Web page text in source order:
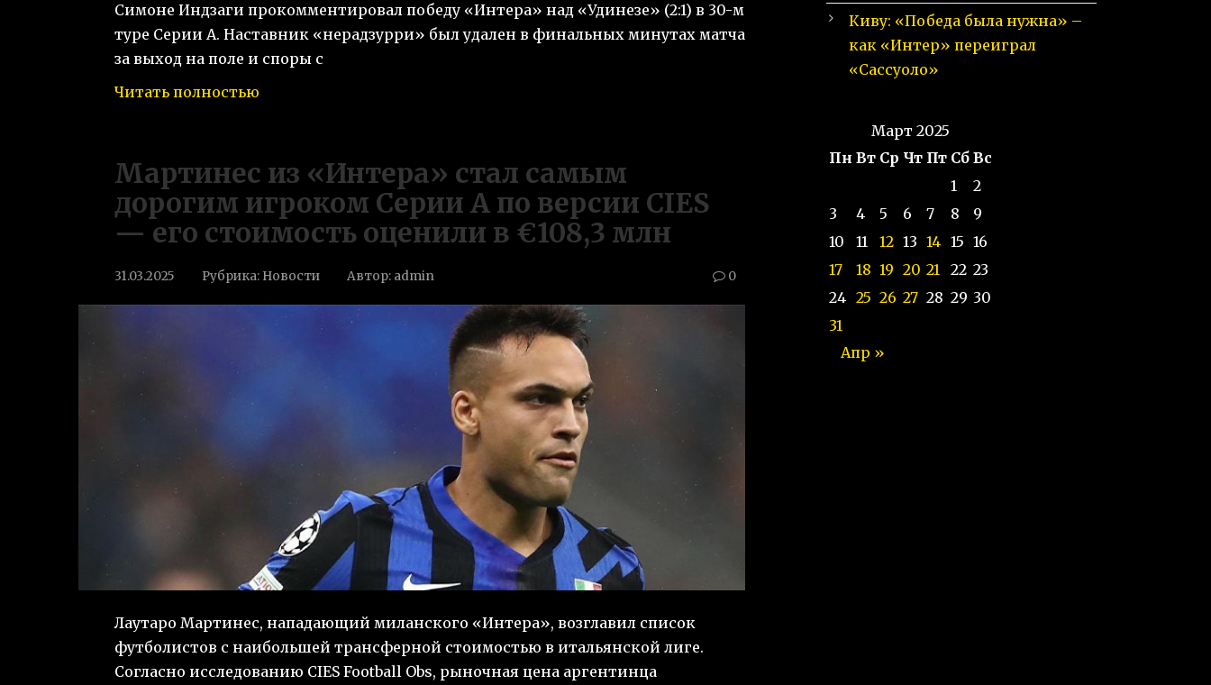
Симоне Индзаги прокомментировал победу «Интера» над «Удинезе» (2:1) в 30-м
туре Серии А. Наставник «нерадзурри» был удален в финальных минутах матча
за выход на поле и споры с
Читать полностью
Мартинес из «Интера» стал самым
дорогим игроком Серии А по версии CIES
— его стоимость оценили в €108,3 млн
31.03.2025 Рубрика: Новости Автор: admin 0
Лаутаро Мартинес, нападающий миланского «Интера», возглавил список
футболистов с наибольшей трансферной стоимостью в итальянской лиге.
Согласно исследованию CIES Football Obs, рыночная цена аргентинца
Киву: «Победа была нужна» –
как «Интер» переиграл
«Сассуоло»
Март 2025
Пн Вт Ср Чт Пт Сб Вс
1
2
3
4 5 6 7 8
9
10
11 12 13 14 15 16
17
18 19 20 21 22 23
24 25 26 27 28 29 30
31
Апр »